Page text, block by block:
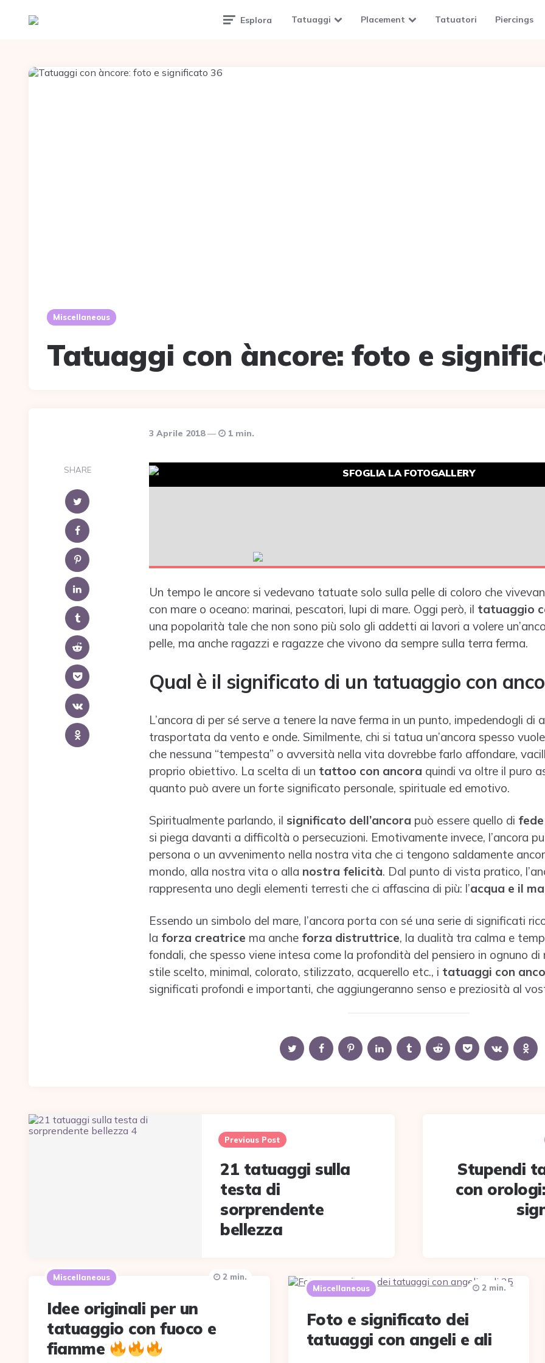
Esplora Tatuaggi Placement Tatuatori Piercings
Miscellaneous
Tatuaggi con àncore: foto e
3 Aprile 2018 1 min.
SHARE SFOGLIA LA FOTOGALLERY
Un tempo le ancore si vedevano tatuate solo sulla pelle di coloro che
con mare o oceano: marinai, pescatori, lupi di mare. Oggi però, il tatuaggio
una popolarità tale che non sono più solo gli addetti ai lavori a volere
pelle, ma anche ragazzi e ragazze che vivono da sempre sulla terra ferma.
Qual è il significato di un tatuaggio con
L’ancora di per sé serve a tenere la nave ferma in un punto, impedendogli di
trasportata da vento e onde. Similmente, chi si tatua un’ancora spesso
che nessuna “tempesta” o avversità nella vita dovrebbe farlo affondare,
proprio obiettivo. La scelta di un tattoo con ancora quindi va oltre il puro
quanto può avere un forte significato personale, spirituale ed emotivo.
Spiritualmente parlando, il significato dell’ancora può essere quello di
si piega davanti a difficoltà o persecuzioni. Emotivamente invece, l’ancora
persona o un avvenimento nella nostra vita che ci tengono saldamente
mondo, alla nostra vita o alla nostra felicità. Dal punto di vista pratico,
rappresenta uno degli elementi terresti che ci affascina di più: l’acqua e il
Essendo un simbolo del mare, l’ancora porta con sé una serie di significati
la forza creatrice ma anche forza distruttrice, la dualità tra calma e
fondali, che spesso viene intesa come la profondità del pensiero in ognuno di
stile scelto, minimal, colorato, stilizzato, acquerello etc., i tatuaggi con
significati profondi e importanti, che aggiungeranno senso e preziosità al
Post
navigation
Previous Post
21 tatuaggi sulla
testa di
sorprendente
bellezza
Stupendi
con
Miscellaneous
Idee originali per un
tatuaggio con fuoco e
fiamme
2 min.
Miscellaneous
Foto e significato dei
tatuaggi con angeli e ali
2 min.